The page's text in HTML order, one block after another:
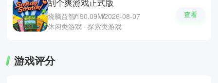
刮个爽游戏正式版
烧脑益智190.09M2026-08-07
休闲类游戏 · 探索类游戏
查看
游戏评分